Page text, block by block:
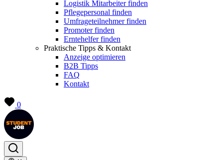
Logistik Mitarbeiter finden
Pflegepersonal finden
Umfrageteilnehmer finden
Promoter finden
Erntehelfer finden
Praktische Tipps & Kontakt
Anzeige optimieren
B2B Tipps
FAQ
Kontakt
0